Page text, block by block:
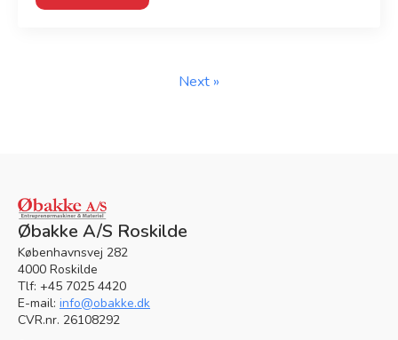
Next »
Øbakke A/S Roskilde
Københavnsvej 282
4000 Roskilde
Tlf: +45 7025 4420
E-mail: info@obakke.dk
CVR.nr. 26108292